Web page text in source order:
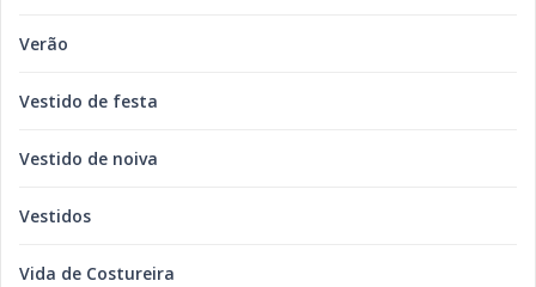
Verão
Vestido de festa
Vestido de noiva
Vestidos
Vida de Costureira